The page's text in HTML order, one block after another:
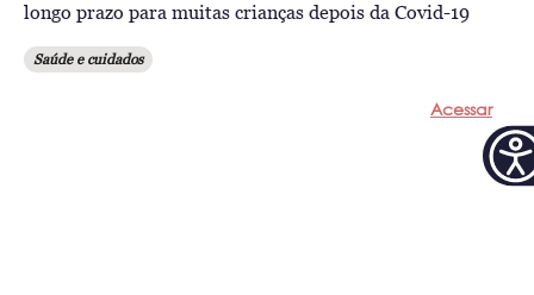
longo prazo para muitas crianças depois da Covid-19
Saúde e cuidados
Acessar